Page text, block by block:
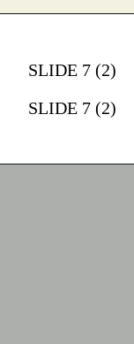
SLIDE 7 (2)
SLIDE 7 (2)